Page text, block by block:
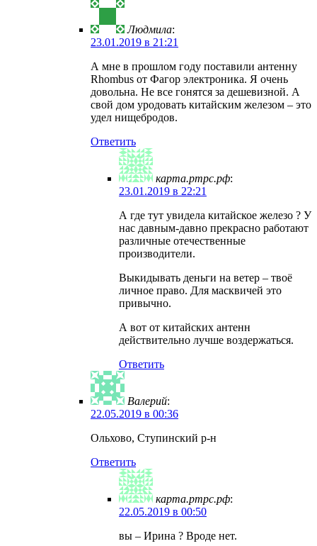
Людмила:
23.01.2019 в 21:21
А мне в прошлом году поставили антенну
Rhombus от Фагор электроника. Я очень
довольна. Не все гонятся за дешевизной. А
свой дом уродовать китайским железом – это
удел нищебродов.
Ответить
карта.ртрс.рф:
23.01.2019 в 22:21
А где тут увидела китайское железо ? У
нас давным-давно прекрасно работают
различные отечественные
производители.
Выкидывать деньги на ветер – твоё
личное право. Для масквичей это
привычно.
А вот от китайских антенн
действительно лучше воздержаться.
Ответить
Валерий:
22.05.2019 в 00:36
Ольхово, Ступинский р-н
Ответить
карта.ртрс.рф:
22.05.2019 в 00:50
вы – Ирина ? Вроде нет.